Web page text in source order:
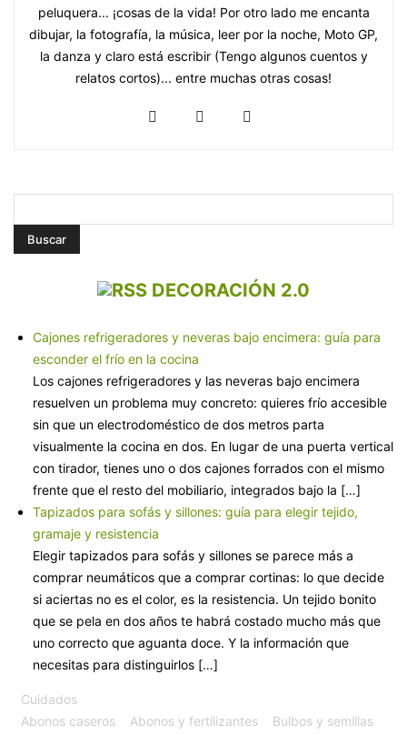
peluquera... ¡cosas de la vida! Por otro lado me encanta
dibujar, la fotografía, la música, leer por la noche, Moto GP,
la danza y claro está escribir (Tengo algunos cuentos y
relatos cortos)... entre muchas otras cosas!
DECORACIÓN 2.0
Cajones refrigeradores y neveras bajo encimera: guía para
esconder el frío en la cocina
Los cajones refrigeradores y las neveras bajo encimera
resuelven un problema muy concreto: quieres frío accesible
sin que un electrodoméstico de dos metros parta
visualmente la cocina en dos. En lugar de una puerta vertical
con tirador, tienes uno o dos cajones forrados con el mismo
frente que el resto del mobiliario, integrados bajo la […]
Tapizados para sofás y sillones: guía para elegir tejido,
gramaje y resistencia
Elegir tapizados para sofás y sillones se parece más a
comprar neumáticos que a comprar cortinas: lo que decide
si aciertas no es el color, es la resistencia. Un tejido bonito
que se pela en dos años te habrá costado mucho más que
uno correcto que aguanta doce. Y la información que
necesitas para distinguirlos […]
Cuidados
Abonos caseros
Abonos y fertilizantes Bulbos y semillas